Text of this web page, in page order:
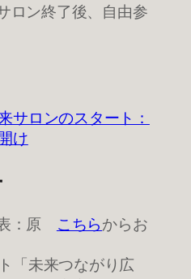
ロン終了後、自由参
サロンのスタート：
け
：原 こちらからお
「未来つながり広